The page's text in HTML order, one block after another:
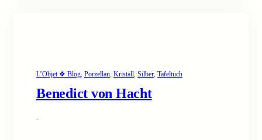
L’Objet ❖ Blog, Porzellan, Kristall, Silber, Tafeltuch
Benedict von Hacht
·